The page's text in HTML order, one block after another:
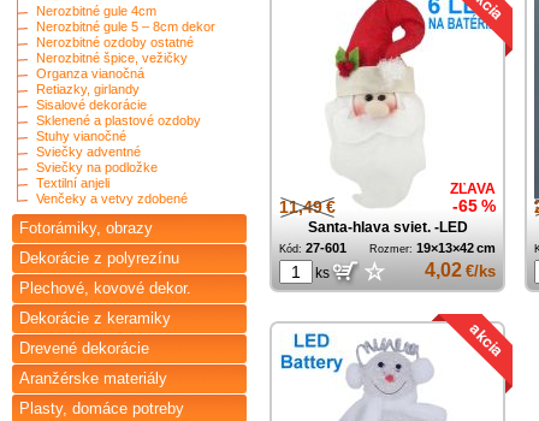
Nerozbitné gule 4cm
Nerozbitné gule 5 – 8cm dekor
Nerozbitné ozdoby ostatné
Nerozbitné špice, vežičky
Organza vianočná
Retiazky, girlandy
Sisalové dekorácie
Sklenené a plastové ozdoby
Stuhy vianočné
Sviečky adventné
Sviečky na podložke
Textilní anjeli
Venčeky a vetvy zdobené
Fotorámiky, obrazy
Dekorácie z polyrezínu
Plechové, kovové dekor.
Dekorácie z keramiky
Drevené dekorácie
Aranžérske materiály
Plasty, domáce potreby
11,49 €
ZĽAVA
-65 %
Santa-hlava sviet. -LED
4,02 €/ks
Rozmer: 19×13×42 cm
Kód: 27-601
ks
☆